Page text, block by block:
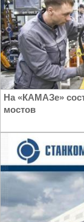
На «КАМАЗе»
мостов